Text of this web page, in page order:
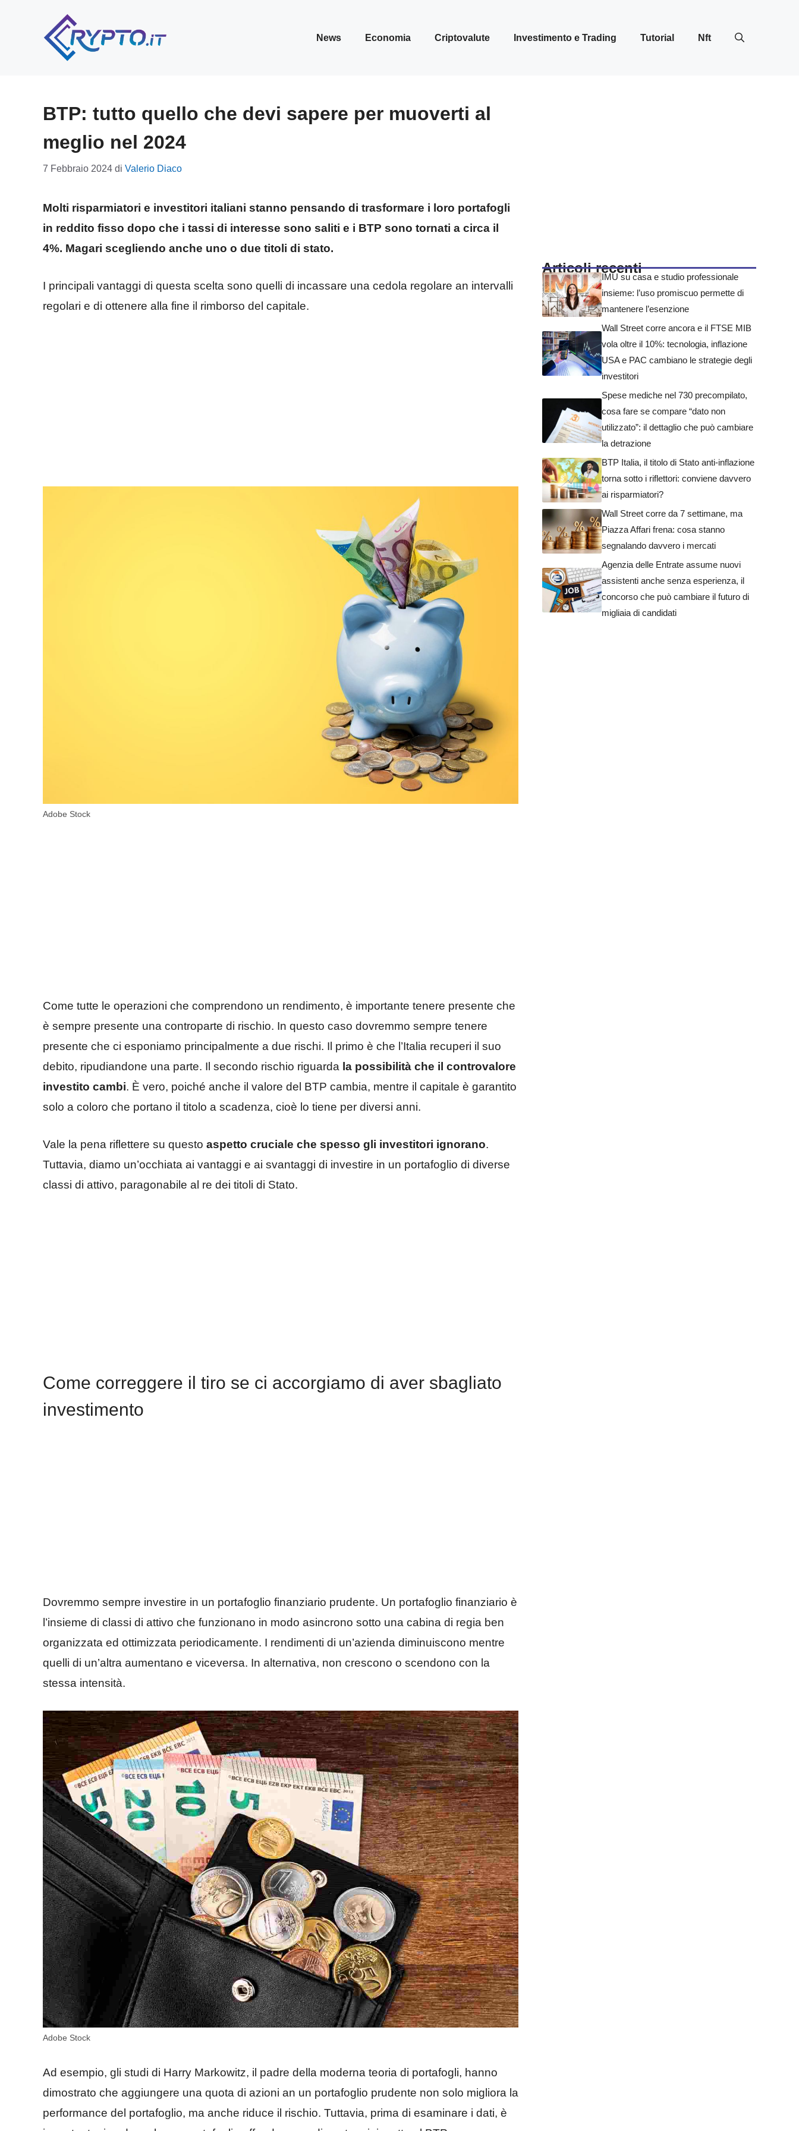
News Economia Criptovalute Investimento e Trading Tutorial Nft
BTP: tutto quello che devi sapere per muoverti al
meglio nel 2024
7 Febbraio 2024 di Valerio Diaco
Molti risparmiatori e investitori italiani stanno pensando di trasformare i loro portafogli
in reddito fisso dopo che i tassi di interesse sono saliti e i BTP sono tornati a circa il
4%. Magari scegliendo anche uno o due titoli di stato.
I principali vantaggi di questa scelta sono quelli di incassare una cedola regolare an intervalli
regolari e di ottenere alla fine il rimborso del capitale.
Adobe Stock
Come tutte le operazioni che comprendono un rendimento, è importante tenere presente che
è sempre presente una controparte di rischio. In questo caso dovremmo sempre tenere
presente che ci esponiamo principalmente a due rischi. Il primo è che l’Italia recuperi il suo
debito, ripudiandone una parte. Il secondo rischio riguarda la possibilità che il controvalore
investito cambi. È vero, poiché anche il valore del BTP cambia, mentre il capitale è garantito
solo a coloro che portano il titolo a scadenza, cioè lo tiene per diversi anni.
Vale la pena riflettere su questo aspetto cruciale che spesso gli investitori ignorano.
Tuttavia, diamo un’occhiata ai vantaggi e ai svantaggi di investire in un portafoglio di diverse
classi di attivo, paragonabile al re dei titoli di Stato.
Come correggere il tiro se ci accorgiamo di aver sbagliato
investimento
Dovremmo sempre investire in un portafoglio finanziario prudente. Un portafoglio finanziario è
l’insieme di classi di attivo che funzionano in modo asincrono sotto una cabina di regia ben
organizzata ed ottimizzata periodicamente. I rendimenti di un’azienda diminuiscono mentre
quelli di un’altra aumentano e viceversa. In alternativa, non crescono o scendono con la
stessa intensità.
Adobe Stock
Ad esempio, gli studi di Harry Markowitz, il padre della moderna teoria di portafogli, hanno
dimostrato che aggiungere una quota di azioni an un portafoglio prudente non solo migliora la
performance del portafoglio, ma anche riduce il rischio. Tuttavia, prima di esaminare i dati, è
Articoli recenti
IMU su casa e studio professionale
insieme: l’uso promiscuo permette di
mantenere l’esenzione
Wall Street corre ancora e il FTSE MIB
vola oltre il 10%: tecnologia, inflazione
USA e PAC cambiano le strategie degli
investitori
Spese mediche nel 730 precompilato,
cosa fare se compare “dato non
utilizzato”: il dettaglio che può cambiare
la detrazione
BTP Italia, il titolo di Stato anti-inflazione
torna sotto i riflettori: conviene davvero
ai risparmiatori?
Wall Street corre da 7 settimane, ma
Piazza Affari frena: cosa stanno
segnalando davvero i mercati
Agenzia delle Entrate assume nuovi
assistenti anche senza esperienza, il
concorso che può cambiare il futuro di
migliaia di candidati